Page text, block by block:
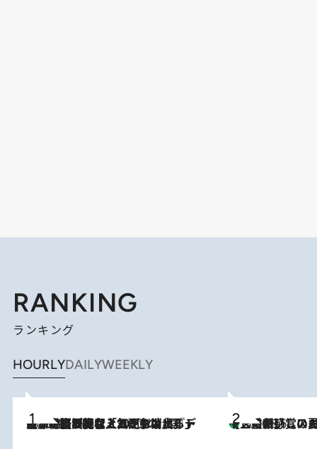
RANKING
ランキング
HOURLYDAILYWEEKLY
2026.8.5
【なぜ吉沢亮は「気配を消せる」のか？】興行収入208億の『国宝』を経て挑むミュージカル『ディア・エヴァン・ハンセン』。トップ俳優が舞台上でさらけ出した“孤独”とは 2026.8.6
【三重県】この夏絶対食べたい 冷やしておいしいおやつ3選 お餅×